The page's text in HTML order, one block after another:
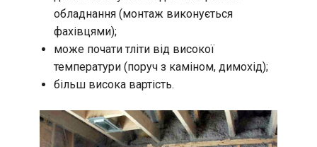
обладнання (монтаж виконується
фахівцями);
може почати тліти від високої
температури (поруч з каміном, димохід);
більш висока вартість.